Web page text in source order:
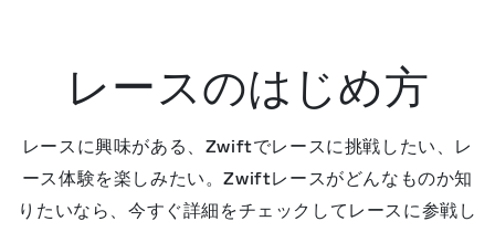
レースのはじめ方
レースに興味がある、Zwiftでレースに挑戦したい、レ
ース体験を楽しみたい。Zwiftレースがどんなものか知
りたいなら、今すぐ詳細をチェックしてレースに参戦し